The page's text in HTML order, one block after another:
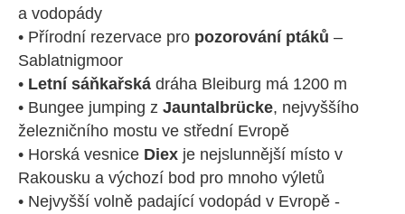
a vodopády
• Přírodní rezervace pro pozorování ptáků –
Sablatnigmoor
• Letní sáňkařská dráha Bleiburg má 1200 m
• Bungee jumping z Jauntalbrücke, nejvyššího
železničního mostu ve střední Evropě
• Horská vesnice Diex je nejslunnější místo v
Rakousku a výchozí bod pro mnoho výletů
• Nejvyšší volně padající vodopád v Evropě -